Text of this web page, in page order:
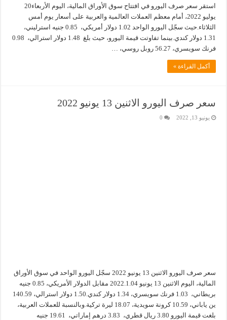
استقر سعر صرف اليورو في افتتاح سوق الأوراق المالية، اليوم الأربعاء20
يوليو 2022، أمام معظم العملات العالمية والعربية على أسعار يوم أمس
الثلاثاء.حيث سجّل اليورو الواحد 1.02 دولار أمريكي، 0.85 جنيه استرليني،
1.31 دولار كندي.بينما تفاوتت قيمة اليورو، حيث بلغ 1.48 دولار استرالي، 0.98
فرنك سويسري، 56.27 روبل روسي، …
أكمل القراءة »
سعر صرف اليورو الاثنين 13 يونيو 2022
يونيو 13, 2022 0
سعر صرف اليورو الاثنين 13 يونيو 2022 سجّل اليورو الواحد في سوق الأوراق
المالية، اليوم الاثنين 13 يونيو 2022.1.04 مقابل الدولار الأمريكي، 0.85 جنيه
بريطاني، 1.03 فرنك سويسري، 1.34 دولار كندي.1.50 دولار استرالي، 140.59
ين ياباني، 10.59 كرونة سويدية، 18.07 ليرة تركية.وبالنسبة للعملات العربية،
بلغت قيمة اليورو 3.80 ريال قطري، 3.83 درهم إماراتي، 19.61 جنيه